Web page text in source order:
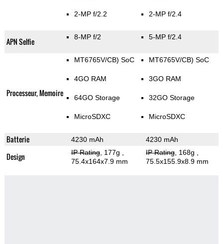
2-MP f/2.2 2-MP f/2.4
APN Selfie 8-MP f/2 5-MP f/2.4
Processeur, Memoire
MT6765V/CB) SoC
4GO RAM
64GO Storage
MicroSDXC
MT6765V/CB) SoC
3GO RAM
32GO Storage
MicroSDXC
Batterie 4230 mAh 4230 mAh
Design IP Rating, 177g
75.4x164x7.9 mm
IP Rating, 168g
75.5x155.9x8.9 mm